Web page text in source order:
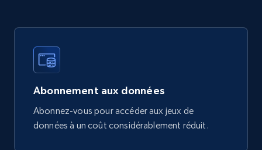
Currency, Rating, Reviews count, and more.
Abonnement aux données
Abonnez-vous pour accéder aux jeux de
données à un coût considérablement réduit.